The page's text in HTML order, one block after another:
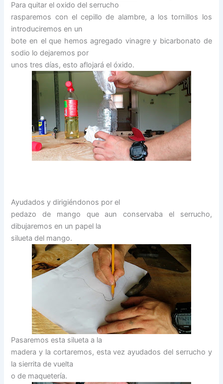
Para quitar el oxido del serrucho
rasparemos con el cepillo de alambre, a los tornillos los
introduciremos en un
bote en el que hemos agregado vinagre y bicarbonato de
sodio lo dejaremos por
unos tres días, esto aflojará el óxido.
Ayudados y dirigiéndonos por el
pedazo de mango que aun conservaba el serrucho,
dibujaremos en un papel la
silueta del mango.
Pasaremos esta silueta a la
madera y la cortaremos, esta vez ayudados del serrucho y
la sierrita de vuelta
o de maquetería.